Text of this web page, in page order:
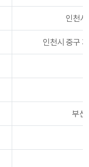
인천
인천시 중구
부산